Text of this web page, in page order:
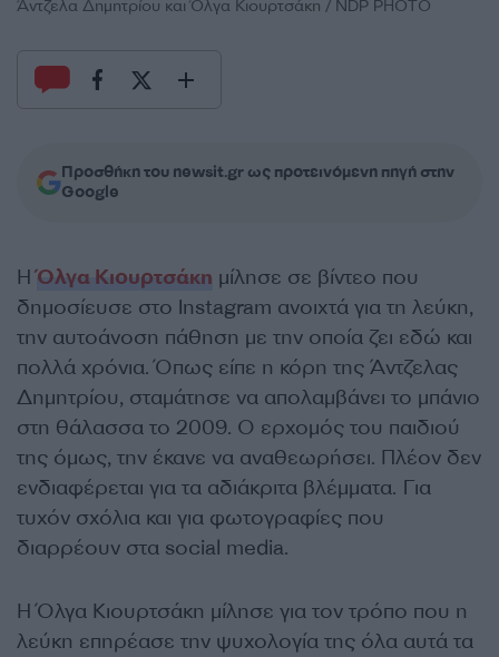
Άντζελα Δημητρίου και Όλγα Κιουρτσάκη / NDP PHOTO
Προσθήκη του newsit.gr ως προτεινόμενη πηγή στην
Google
ΗΌλγα Κιουρτσάκη μίλησε σε βίντεο που
δημοσίευσε στο Instagram ανοιχτά για τη λεύκη,
την αυτοάνοση πάθηση με την οποία ζει εδώ και
πολλά χρόνια. Όπως είπε η κόρη της Άντζελας
Δημητρίου, σταμάτησε να απολαμβάνει το μπάνιο
στη θάλασσα το 2009. Ο ερχομός του παιδιού
της όμως, την έκανε να αναθεωρήσει. Πλέον δεν
ενδιαφέρεται για τα αδιάκριτα βλέμματα. Για
τυχόν σχόλια και για φωτογραφίες που
διαρρέουν στα social media.
Η Όλγα Κιουρτσάκη μίλησε για τον τρόπο που η
λεύκη επηρέασε την ψυχολογία της όλα αυτά τα